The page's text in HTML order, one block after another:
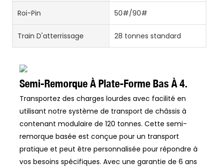
Roi-Pin 50#/90#
Train D'atterrissage 28 tonnes standard
Semi-Remorque À Plate-Forme Bas À 4.
Transportez des charges lourdes avec facilité en
utilisant notre système de transport de châssis à
contenant modulaire de 120 tonnes. Cette semi-
remorque basée est conçue pour un transport
pratique et peut être personnalisée pour répondre à
vos besoins spécifiques. Avec une garantie de 6 ans